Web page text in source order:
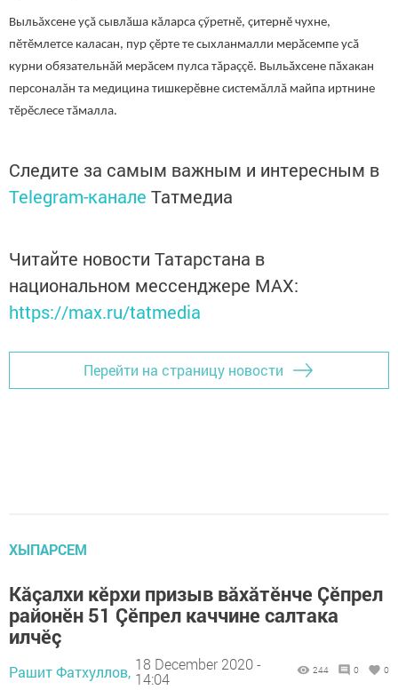
Выльăхсене уҫӑ сывлӑша кăларса çӳретнӗ, çитернӗ чухне,
пӗтӗмлетсе каласан, пур çӗрте те сыхланмалли мерӑсемпе усӑ
курни обязательнăй мерăсем пулса тăраççӗ. Выльӑхсене пăхакан
персоналăн та медицина тишкерӗвне системăллă майпа иртнине
тӗрӗслесе тӑмалла.
Следите за самым важным и интересным в
Telegram-канале Татмедиа
Читайте новости Татарстана в
национальном мессенджере MАХ:
https://max.ru/tatmedia
Перейти на страницу новости
ХЫПАРСЕМ
Кăçалхи кӗрхи призыв вăхăтӗнче Çӗпрел
районӗн 51 Çӗпрел каччине салтака
илчӗç
Рашит Фатхуллов, 18 December 2020 -
14:04
244 0 0